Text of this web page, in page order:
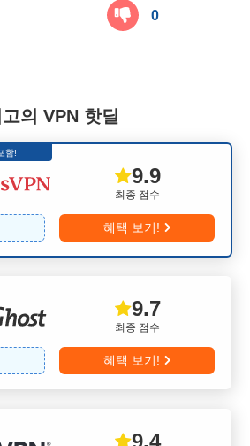
0
의 VPN 핫딜
함!
최종 점수
9.9
혜택 보기!
최종 점수
9.7
혜택 보기!
9.4